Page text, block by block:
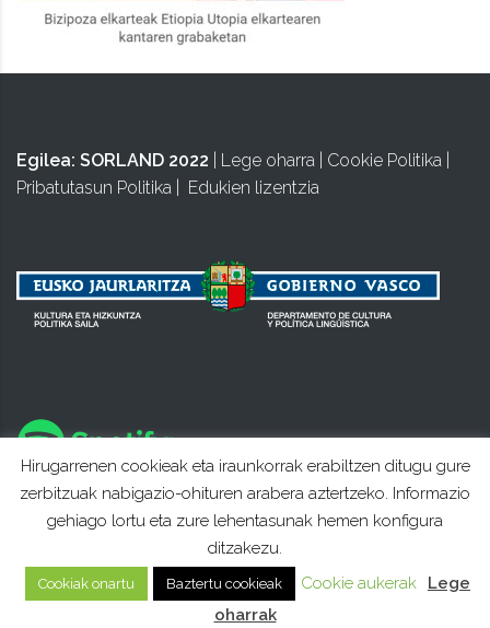
Egilea: SORLAND 2022 Lege oharra Cookie Politika
Pribatutasun Politika
Edukien lizentzia
Hirugarrenen cookieak eta iraunkorrak erabiltzen ditugu gure
zerbitzuak nabigazio-ohituren arabera aztertzeko. Informazio
gehiago lortu eta zure lehentasunak hemen konfigura
ditzakezu.
Cookiak onartu Baztertu cookieak Cookie aukerak
Lege
oharrak